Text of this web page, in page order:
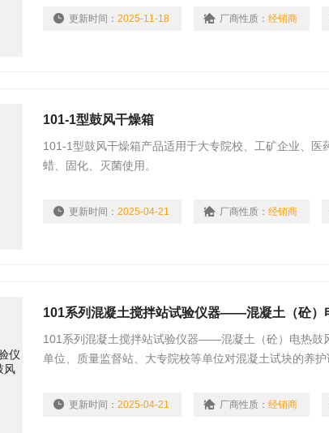
更新时间：2025-11-18 厂商性质：经销商
101-1型鼓风干燥箱
101-1型鼓风干燥箱产品适用于大专院校、工矿企业、医
蜡、固化、灭菌使用。
更新时间：2025-04-21 厂商性质：经销商
101系列混凝土搅拌站试验仪器——混凝土（砼）
101系列混凝土搅拌站试验仪器——混凝土（砼）电热鼓
单位、质量监督站、大专院校等单位对混凝土试块的养护
更新时间：2025-04-21 厂商性质：经销商